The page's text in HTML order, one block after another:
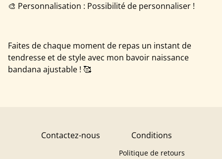
🎨 Personnalisation : Possibilité de personnaliser !
Faites de chaque moment de repas un instant de
tendresse et de style avec mon bavoir naissance
bandana ajustable ! 🥰
Contactez-nous Conditions
Politique de retours